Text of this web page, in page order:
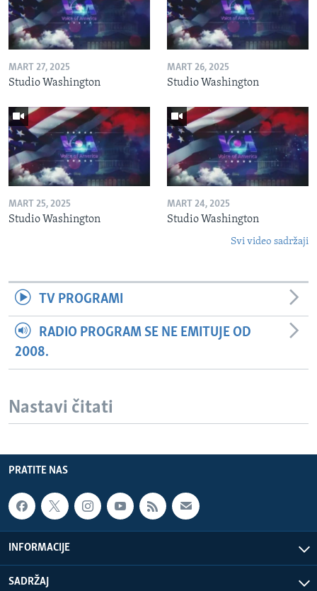
MART 27, 2025
Studio Washington
MART 26, 2025
Studio Washington
MART 25, 2025
Studio Washington
MART 24, 2025
Studio Washington
Svi video sadržaji
TV PROGRAMI
RADIO PROGRAM SE NE EMITUJE OD
2008.
Nastavi čitati
PRATITE NAS
INFORMACIJE
SADRŽAJ